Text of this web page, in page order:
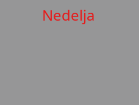
Nedelja